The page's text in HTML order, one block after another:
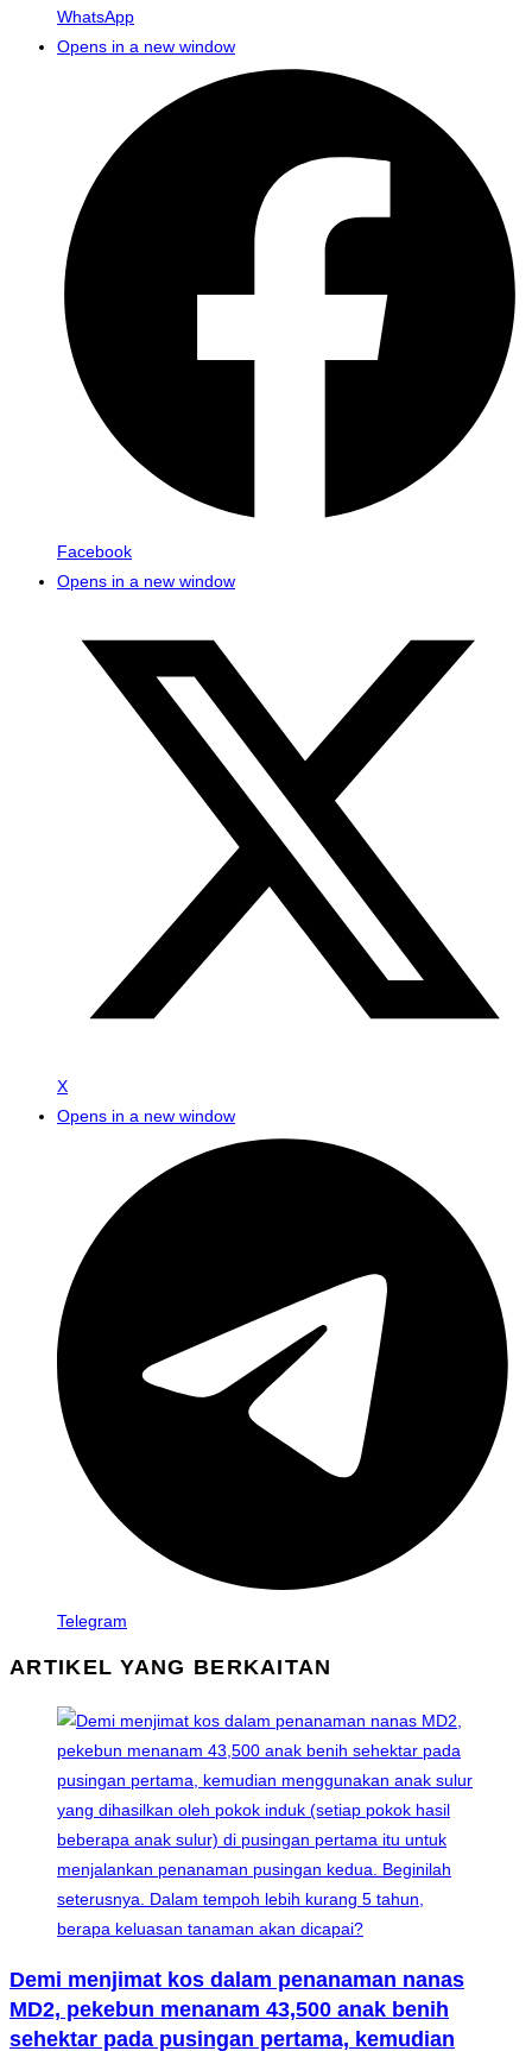
WhatsApp
Opens in a new window
Facebook
Opens in a new window
X
Opens in a new window
Telegram
ARTIKEL YANG BERKAITAN
Demi menjimat kos dalam penanaman nanas
MD2, pekebun menanam 43,500 anak benih
sehektar pada pusingan pertama, kemudian